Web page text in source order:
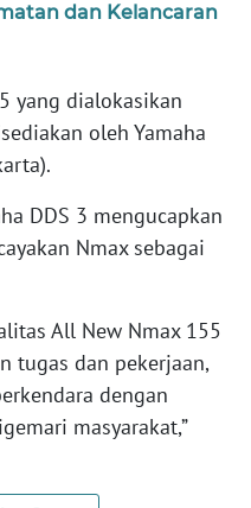
dan Kelancaran
yang dialokasikan
oleh Yamaha
DDS 3 mengucapkan
Nmax sebagai
All New Nmax 155
tugas dan pekerjaan,
dengan
masyarakat,”